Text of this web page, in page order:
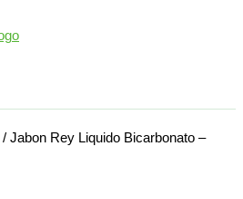
/ Jabon Rey Liquido Bicarbonato –